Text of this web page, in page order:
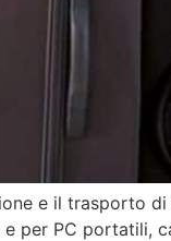
e il trasporto
per PC portatili,